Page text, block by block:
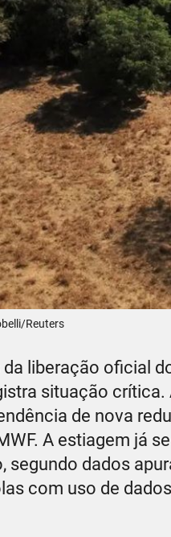
Reuters
liberação oficial
situação
de nova
A estiagem já
segundo dados
com uso de